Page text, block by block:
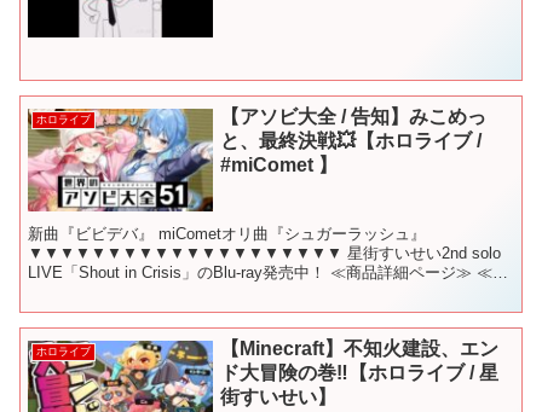
ホロライブ
【アソビ大全 / 告知】みこめっ
と、最終決戦💥【ホロライブ /
#miComet 】
新曲『ビビデバ』 miCometオリ曲『シュガーラッシュ』
▼▼▼▼▼▼▼▼▼▼▼▼▼▼▼▼▼▼▼▼ 星街すいせい2nd solo
LIVE「Shout in Crisis」のBlu-ray発売中！ ≪商品詳細ページ≫ ≪星
ホロライブ
【Minecraft】不知火建設、エン
ド大冒険の巻‼【ホロライブ / 星
街すいせい】